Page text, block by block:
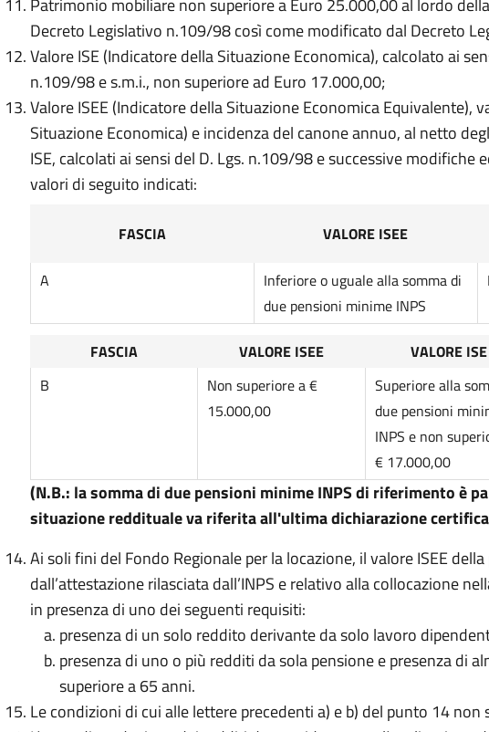
Patrimonio mobiliare non superiore a Euro 25.000,00 al lordo
Decreto Legislativo n.109/98 così come modificato dal Decreto
Valore ISE (Indicatore della Situazione Economica), calcolato ai
n.109/98 e s.m.i., non superiore ad Euro 17.000,00;
Valore ISEE (Indicatore della Situazione Economica Equivalente),
Situazione Economica) e incidenza del canone annuo, al netto
ISE, calcolati ai sensi del D. Lgs. n.109/98 e successive
valori di seguito indicati:
FASCIA VALORE ISEE
A
Inferiore o uguale alla somma di
due pensioni minime INPS
FASCIA VALORE ISEE VALORE ISE
B
Non superiore a €
15.000,00
Superiore alla
due pensioni
INPS e non
€ 17.000,00
(N.B.: la somma di due pensioni minime INPS di riferimento è
situazione reddituale va riferita all'ultima dichiarazione
Ai soli fini del Fondo Regionale per la locazione, il valore ISEE
dall’attestazione rilasciata dall’INPS e relativo alla collocazione
in presenza di uno dei seguenti requisiti:
presenza di un solo reddito derivante da solo lavoro
presenza di uno o più redditi da sola pensione e presenza di
superiore a 65 anni.
Le condizioni di cui alle lettere precedenti a) e b) del punto 14